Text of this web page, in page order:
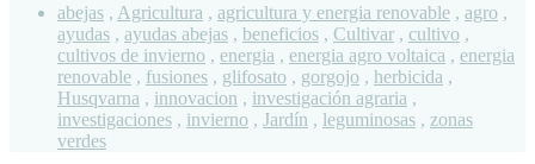
abejas , Agricultura , agricultura y energia renovable , agro ,
ayudas , ayudas abejas , beneficios , Cultivar , cultivo ,
cultivos de invierno , energia , energia agro voltaica , energia
renovable , fusiones , glifosato , gorgojo , herbicida ,
Husqvarna , innovacion , investigación agraria ,
investigaciones , invierno , Jardín , leguminosas , zonas
verdes